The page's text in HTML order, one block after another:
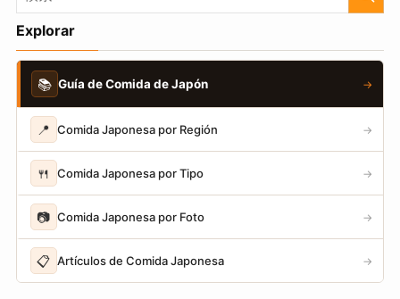
Explorar
📚 Guía de Comida de Japón →
📍 Comida Japonesa por Región →
🍴 Comida Japonesa por Tipo →
📷 Comida Japonesa por Foto →
📋 Artículos de Comida Japonesa →